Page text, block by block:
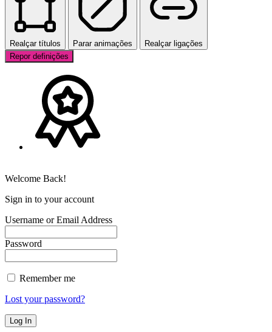
Realçar títulos Parar animações
Realçar ligações
Repor definições
Welcome Back!
Sign in to your account
Username or Email Address
Password
Remember me
Lost your password?